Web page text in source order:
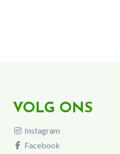
VOLG ONS
Instagram
Facebook